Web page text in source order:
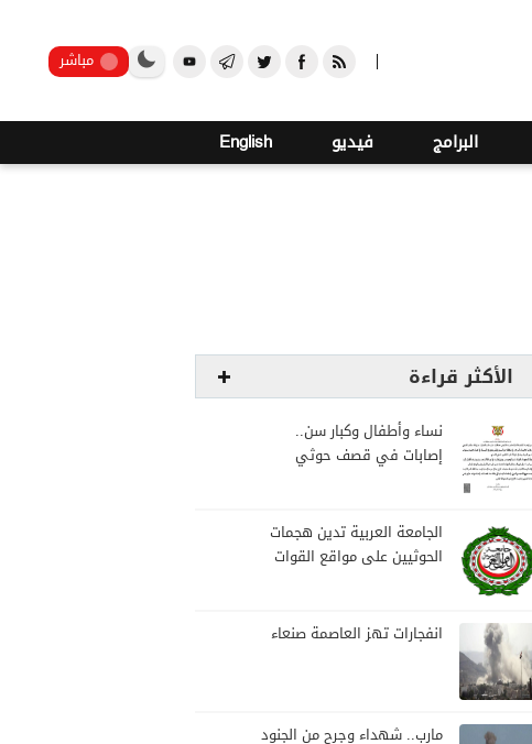
مباشر
البرامج فيديو English
الأكثر قراءة
نساء وأطفال وكبار سن..
إصابات في قصف حوثي
الجامعة العربية تدين هجمات
الحوثيين على مواقع القوات
انفجارات تهز العاصمة صنعاء
مارب.. شهداء وجرح من الجنود